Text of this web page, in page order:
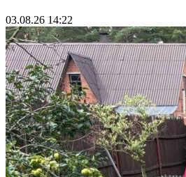
03.08.26 14:22